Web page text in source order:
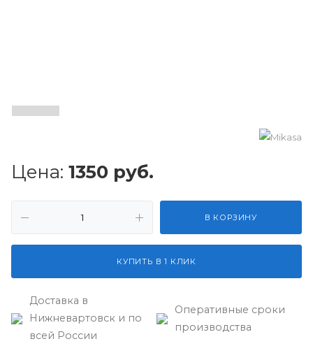
Цена: 1350 руб.
В КОРЗИНУ
КУПИТЬ В 1 КЛИК
Доставка в
Нижневартовск и по
всей России
Оперативные сроки
производства